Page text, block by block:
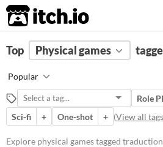
itch.io
FILTER RESULTS (Clear)
traduction
Suggest description for this tag
Price
Top Physical games
Popular
Role
Sci-fi
+ One-shot + (View all tags
Explore physical games tagged